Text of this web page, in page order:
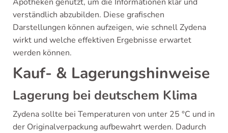
verständlich abzubilden. Diese grafischen
Darstellungen können aufzeigen, wie schnell Zydena
wirkt und welche effektiven Ergebnisse erwartet
werden können.
Kauf- & Lagerungshinweise
Lagerung bei deutschem Klima
Zydena sollte bei Temperaturen von unter 25 °C und in
der Originalverpackung aufbewahrt werden. Dadurch